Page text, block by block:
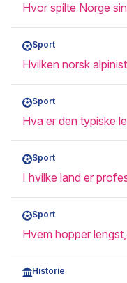
Hvor spilte Norge
Sport
Hvilken norsk
Sport
Hva er den typiske
Sport
I hvilke land er
Sport
Hvem hopper
Historie